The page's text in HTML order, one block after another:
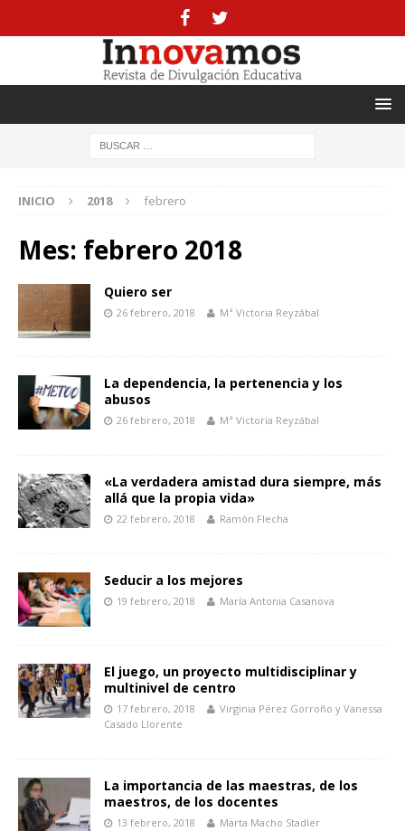
INICIO 2018 febrero
Mes: febrero 2018
Quiero ser
26 febrero, 2018 Mª Victoria Reyzábal
La dependencia, la pertenencia y los
abusos
26 febrero, 2018 Mª Victoria Reyzábal
«La verdadera amistad dura siempre, más
allá que la propia vida»
22 febrero, 2018 Ramón Flecha
Seducir a los mejores
19 febrero, 2018 María Antonia Casanova
El juego, un proyecto multidisciplinar y
multinivel de centro
17 febrero, 2018
Virginia Pérez Gorroño y Vanessa
Casado Llorente
La importancia de las maestras, de los
maestros, de los docentes
13 febrero, 2018 Marta Macho Stadler